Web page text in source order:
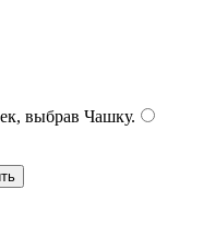
выбрав Чашку.